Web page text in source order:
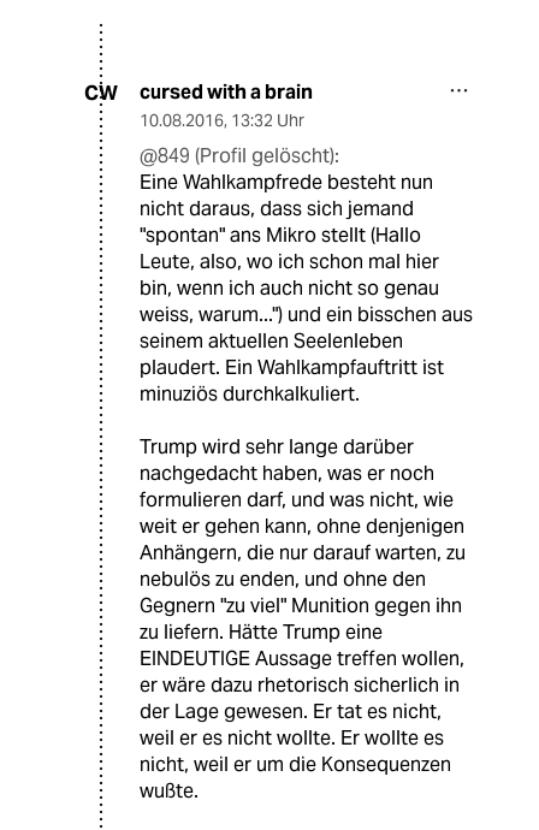
CW cursed with a brain
10.08.2016, 13:32 Uhr
@849 (Profil gelöscht):
Eine Wahlkampfrede besteht nun
nicht daraus, dass sich jemand
"spontan" ans Mikro stellt (Hallo
Leute, also, wo ich schon mal hier
bin, wenn ich auch nicht so genau
weiss, warum...") und ein bisschen aus
seinem aktuellen Seelenleben
plaudert. Ein Wahlkampfauftritt ist
minuziös durchkalkuliert.
Trump wird sehr lange darüber
nachgedacht haben, was er noch
formulieren darf, und was nicht, wie
weit er gehen kann, ohne denjenigen
Anhängern, die nur darauf warten, zu
nebulös zu enden, und ohne den
Gegnern "zu viel" Munition gegen ihn
zu liefern. Hätte Trump eine
EINDEUTIGE Aussage treffen wollen,
er wäre dazu rhetorisch sicherlich in
der Lage gewesen. Er tat es nicht,
weil er es nicht wollte. Er wollte es
nicht, weil er um die Konsequenzen
wußte.